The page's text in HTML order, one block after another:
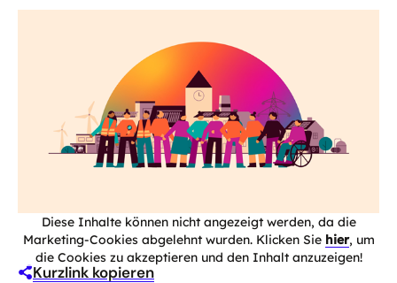
Diese Inhalte können nicht angezeigt werden, da die
Marketing-Cookies abgelehnt wurden. Klicken Sie hier, um
die Cookies zu akzeptieren und den Inhalt anzuzeigen!
Kurzlink kopieren